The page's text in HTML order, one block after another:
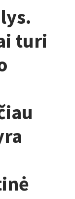
turi